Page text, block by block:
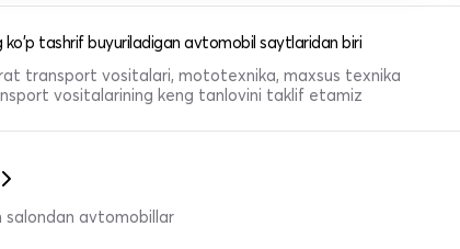
tashrif buyuriladigan avtomobil saytlaridan biri
transport vositalari, mototexnika, maxsus texnika
vositalarining keng tanlovini taklif etamiz
salondan avtomobillar